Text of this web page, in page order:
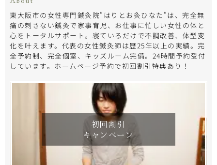
東大阪市の女性専門鍼灸院”はりとお灸ひなた”は、完全無
痛の刺さない鍼灸で家事育児、お仕事に忙しい女性の体と
心をトータルサポート。寝ているだけで不調改善、体型変
化を叶えます。代表の女性鍼灸師は歴25年以上の実績。完
全予約制、完全個室、キッズルーム完備。24時間予約受付
しています。ホームページ予約で初回割引特典あり！
初回割引
キャンペーン